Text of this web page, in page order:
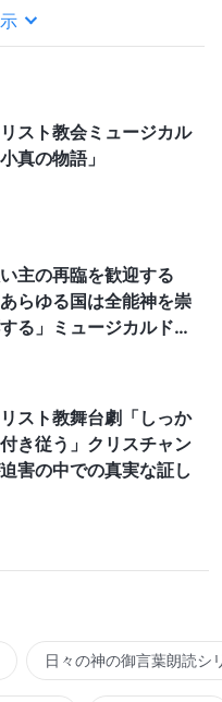
スト教会ミュージカル
小真の物語」
主の再臨を歓迎する
あらゆる国は全能神を崇
る」ミュージカルドラ
スト教舞台劇「しっか
き従う」クリスチャン
害の中での真実な証し
日々の神の御言葉朗読シ